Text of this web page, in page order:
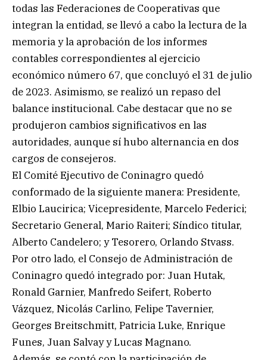
todas las Federaciones de Cooperativas que
integran la entidad, se llevó a cabo la lectura de la
memoria y la aprobación de los informes
contables correspondientes al ejercicio
económico número 67, que concluyó el 31 de julio
de 2023. Asimismo, se realizó un repaso del
balance institucional. Cabe destacar que no se
produjeron cambios significativos en las
autoridades, aunque sí hubo alternancia en dos
cargos de consejeros.
El Comité Ejecutivo de Coninagro quedó
conformado de la siguiente manera: Presidente,
Elbio Laucirica; Vicepresidente, Marcelo Federici;
Secretario General, Mario Raiteri; Síndico titular,
Alberto Candelero; y Tesorero, Orlando Stvass.
Por otro lado, el Consejo de Administración de
Coninagro quedó integrado por: Juan Hutak,
Ronald Garnier, Manfredo Seifert, Roberto
Vázquez, Nicolás Carlino, Felipe Tavernier,
Georges Breitschmitt, Patricia Luke, Enrique
Funes, Juan Salvay y Lucas Magnano.